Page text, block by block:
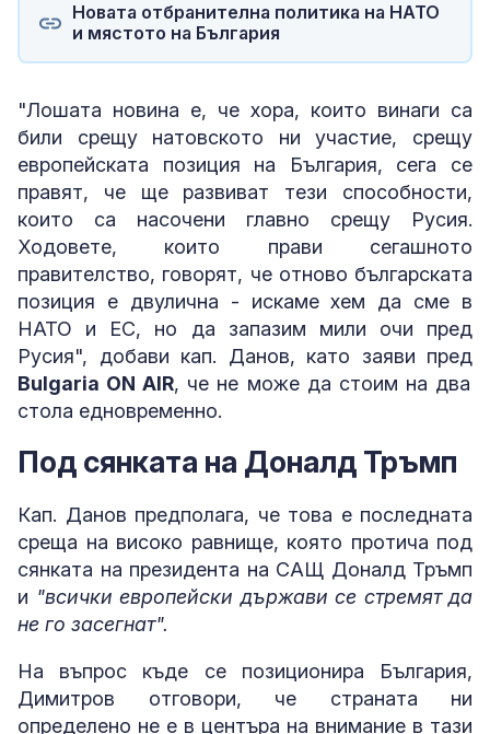
Новата отбранителна политика на НАТО
и мястото на България
"Лошата новина е, че хора, които винаги са
били срещу натовското ни участие, срещу
европейската позиция на България, сега се
правят, че ще развиват тези способности,
които са насочени главно срещу Русия.
Ходовете, които прави сегашното
правителство, говорят, че отново българската
позиция е двулична - искаме хем да сме в
НАТО и ЕС, но да запазим мили очи пред
Русия", добави кап. Данов, като заяви пред
Bulgaria ON AIR, че не може да стоим на два
стола едновременно.
Под сянката на Доналд Тръмп
Кап. Данов предполага, че това е последната
среща на високо равнище, която протича под
сянката на президента на САЩ Доналд Тръмп
и "всички европейски държави се стремят да
не го засегнат".
На въпрос къде се позиционира България,
Димитров отговори, че страната ни
определено не е в центъра на внимание в тази